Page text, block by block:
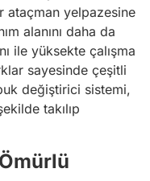
ataçman yelpazesine
alanını daha da
ile yüksekte çalışma
sayesinde çeşitli
değiştirici sistemi,
takılıp